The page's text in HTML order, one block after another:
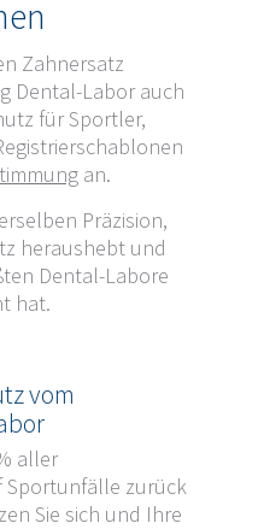
Zahnersatz
Dental-Labor auch
für Sportler,
an.
Präzision,
heraushebt und
Dental-Labore
hat.
vom
aller
Sportunfälle zurück
Sie sich und Ihre